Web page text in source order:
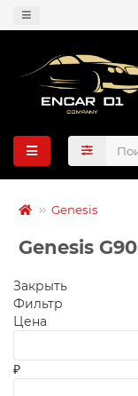
Genesis
Genesis G90
Закрыть
Фильтр
Цена
₽